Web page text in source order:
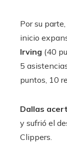
Por su
inicio
Irving (40
5
puntos, 10
Dallas
y sufrió el
Clippers.